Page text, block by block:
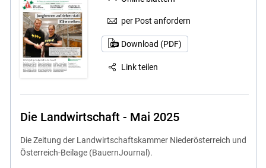
per Post anfordern
Download (PDF)
Link teilen
Die Landwirtschaft - Mai 2025
Die Zeitung der Landwirtschaftskammer Niederösterreich und
Österreich-Beilage (BauernJournal).